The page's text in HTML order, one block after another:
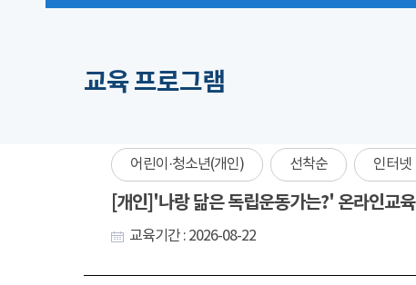
교육 프로그램
어린이·청소년(개인) 선착순 인터넷
[개인]'나랑 닮은 독립운동가는?' 온라인교육
교육기간 : 2026-08-22